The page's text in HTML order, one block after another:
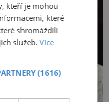
kteří je mohou
které
shromáždili
služeb.Více
(1616)